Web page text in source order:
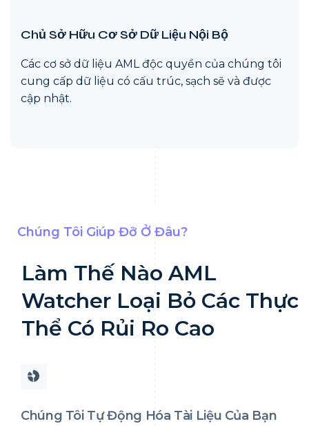
Chủ Sở Hữu Cơ Sở Dữ Liệu Nội Bộ
Các cơ sở dữ liệu AML độc quyền của chúng tôi
cung cấp dữ liệu có cấu trúc, sạch sẽ và được
cập nhật.
Chúng Tôi Giúp Đỡ Ở Đâu?
Làm Thế Nào AML
Watcher Loại Bỏ Các Thực
Thể Có Rủi Ro Cao
Chúng Tôi Tự Động Hóa Tài Liệu Của Bạn